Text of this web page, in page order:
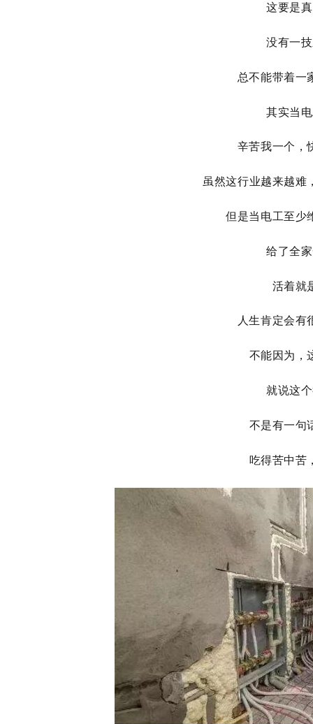
这要是
没有一
总不能带着一
其实当
辛苦我一个，
虽然这行业越来越难
但是当电工至少
给了全
活着就
人生肯定会有
不能因为，
就说这
不是有一句
吃得苦中苦